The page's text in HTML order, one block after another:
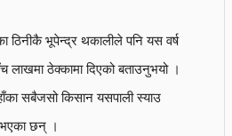
ठिनीकै भूपेन्द्र थकालीले पनि यस वर्ष
ठेक्कामा दिएको बताउनुभयो ।
सबैजसो किसान यसपाली स्याउ
भएका छन् ।